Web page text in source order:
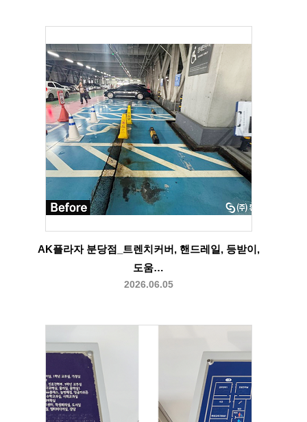
AK플라자 분당점_트렌치커버, 핸드레일, 등받이,
도움…
2026.06.05